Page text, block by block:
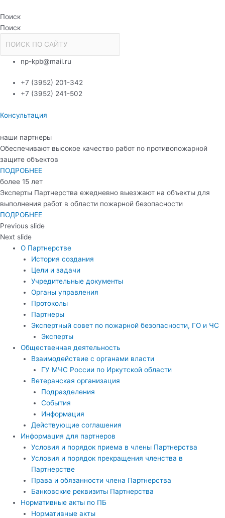
к
содержимому
Поиск
Поиск
np-kpb@mail.ru
+7 (3952) 201-342
+7 (3952) 241-502
Консультация
наши партнеры
Обеспечивают высокое качество работ по противопожарной
защите объектов
ПОДРОБНЕЕ
более 15 лет
Эксперты Партнерства ежедневно выезжают на объекты для
выполнения работ в области пожарной безопасности
ПОДРОБНЕЕ
Previous slide
Next slide
О Партнерстве
История создания
Цели и задачи
Учредительные документы
Органы управления
Протоколы
Партнеры
Экспертный совет по пожарной безопасности, ГО и ЧС
Эксперты
Общественная деятельность
Взаимодействие с органами власти
ГУ МЧС России по Иркутской области
Ветеранская организация
Подразделения
События
Информация
Действующие соглашения
Информация для партнеров
Условия и порядок приема в члены Партнерства
Условия и порядок прекращения членства в
Партнерстве
Права и обязанности члена Партнерства
Банковские реквизиты Партнерства
Нормативные акты по ПБ
Нормативные акты